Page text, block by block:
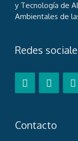
y Tecnología de
Ambientales de
Redes
Contacto